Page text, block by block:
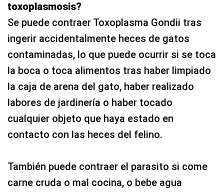
toxoplasmosis?
Se puede contraer Toxoplasma Gondii tras
ingerir accidentalmente heces de gatos
contaminadas, lo que puede ocurrir si se toca
la boca o toca alimentos tras haber limpiado
la caja de arena del gato, haber realizado
labores de jardinería o haber tocado
cualquier objeto que haya estado en
contacto con las heces del felino.
También puede contraer el parasito si come
carne cruda o mal cocina, o bebe agua